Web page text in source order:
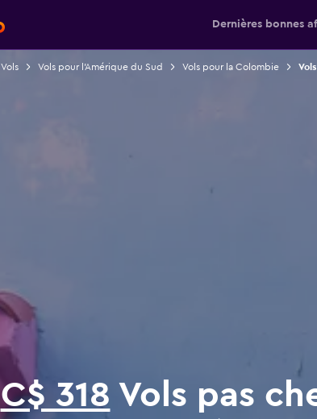
Dernières bonnes
Vols Vols pour l'Amérique du Sud Vols pour la Colombie
C$ 318 Vols pas